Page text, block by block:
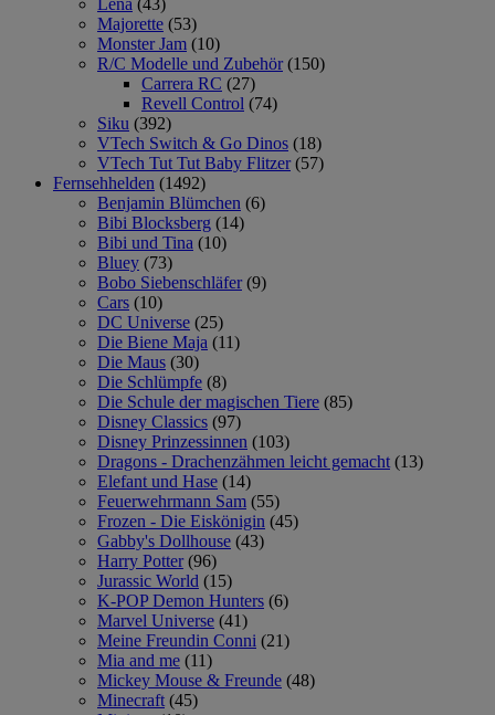
Lena (43)
Majorette (53)
Monster Jam (10)
R/C Modelle und Zubehör (150)
Carrera RC (27)
Revell Control (74)
Siku (392)
VTech Switch & Go Dinos (18)
VTech Tut Tut Baby Flitzer (57)
Fernsehhelden (1492)
Benjamin Blümchen (6)
Bibi Blocksberg (14)
Bibi und Tina (10)
Bluey (73)
Bobo Siebenschläfer (9)
Cars (10)
DC Universe (25)
Die Biene Maja (11)
Die Maus (30)
Die Schlümpfe (8)
Die Schule der magischen Tiere (85)
Disney Classics (97)
Disney Prinzessinnen (103)
Dragons - Drachenzähmen leicht gemacht (13)
Elefant und Hase (14)
Feuerwehrmann Sam (55)
Frozen - Die Eiskönigin (45)
Gabby's Dollhouse (43)
Harry Potter (96)
Jurassic World (15)
K-POP Demon Hunters (6)
Marvel Universe (41)
Meine Freundin Conni (21)
Mia and me (11)
Mickey Mouse & Freunde (48)
Minecraft (45)